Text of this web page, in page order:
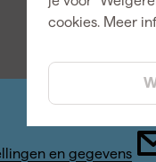
cookies. Meer
en gegevens